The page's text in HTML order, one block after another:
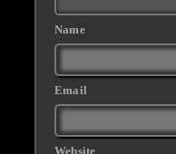
Name
Email
Website